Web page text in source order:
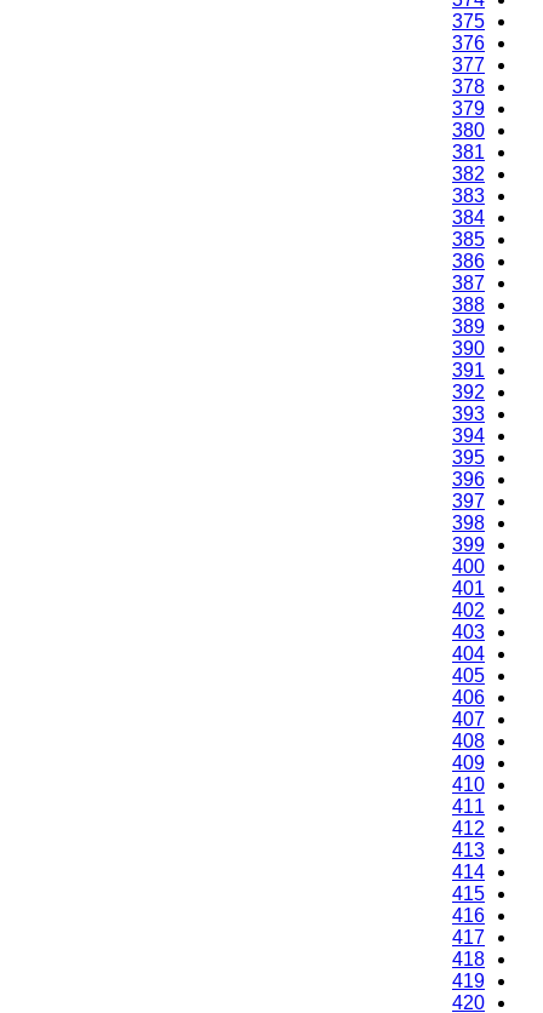
375
376
377
378
379
380
381
382
383
384
385
386
387
388
389
390
391
392
393
394
395
396
397
398
399
400
401
402
403
404
405
406
407
408
409
410
411
412
413
414
415
416
417
418
419
420